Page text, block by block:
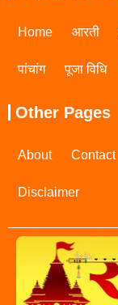
Home आरती
पांचांग पूजा विधि
Other Pages
About Contact
Disclaimer